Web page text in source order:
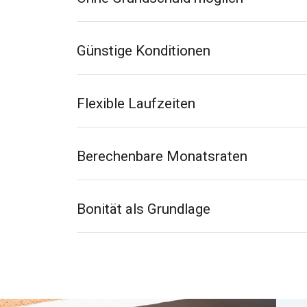
Günstige Konditionen
Flexible Laufzeiten
Berechenbare Monatsraten
Bonität als Grundlage